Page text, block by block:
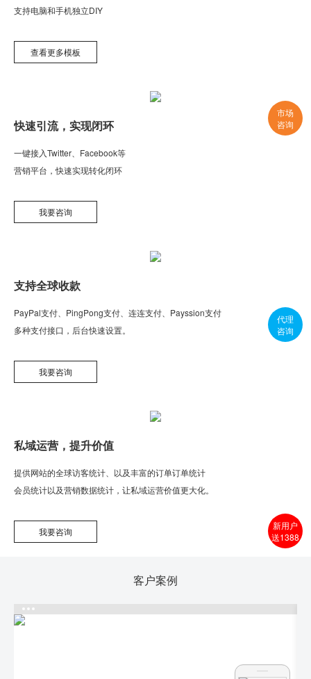
支持电脑和手机独立DIY
查看更多模板
快速引流，实现闭环
一键接入Twitter、Facebook等
营销平台，快速实现转化闭环
我要咨询
支持全球收款
PayPal支付、PingPong支付、连连支付、Payssion支付
多种支付接口，后台快速设置。
我要咨询
私域运营，提升价值
提供网站的全球访客统计、以及丰富的订单订单统计
会员统计以及营销数据统计，让私域运营价值更大化。
我要咨询
客户案例
市场
咨询
代理
咨询
新用户
送1388